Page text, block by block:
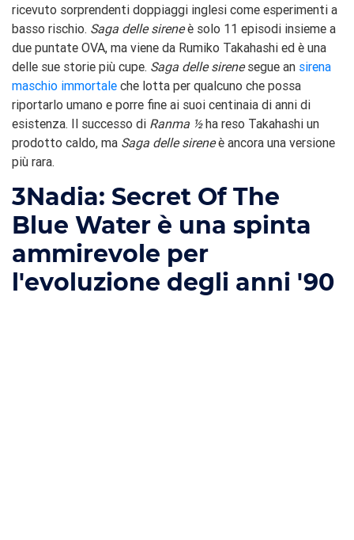
ricevuto sorprendenti doppiaggi inglesi come esperimenti a
basso rischio. Saga delle sirene è solo 11 episodi insieme a
due puntate OVA, ma viene da Rumiko Takahashi ed è una
delle sue storie più cupe. Saga delle sirene segue an sirena
maschio immortale che lotta per qualcuno che possa
riportarlo umano e porre fine ai suoi centinaia di anni di
esistenza. Il successo di Ranma ½ ha reso Takahashi un
prodotto caldo, ma Saga delle sirene è ancora una versione
più rara.
3Nadia: Secret Of The
Blue Water è una spinta
ammirevole per
l'evoluzione degli anni '90